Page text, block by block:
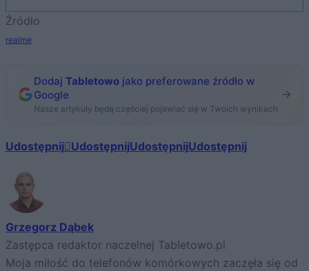
Źródło
realme
Dodaj Tabletowo jako preferowane źródło w
Google
Nasze artykuły będą częściej pojawiać się w Twoich wynikach
Udostępnij UdostępnijUdostępnijUdostępnij
Grzegorz Dąbek
Zastępca redaktor naczelnej Tabletowo.pl
Moja miłość do telefonów komórkowych zaczęła się od